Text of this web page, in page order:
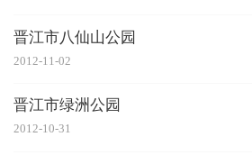
晋江市八仙山公园
2012-11-02
晋江市绿洲公园
2012-10-31